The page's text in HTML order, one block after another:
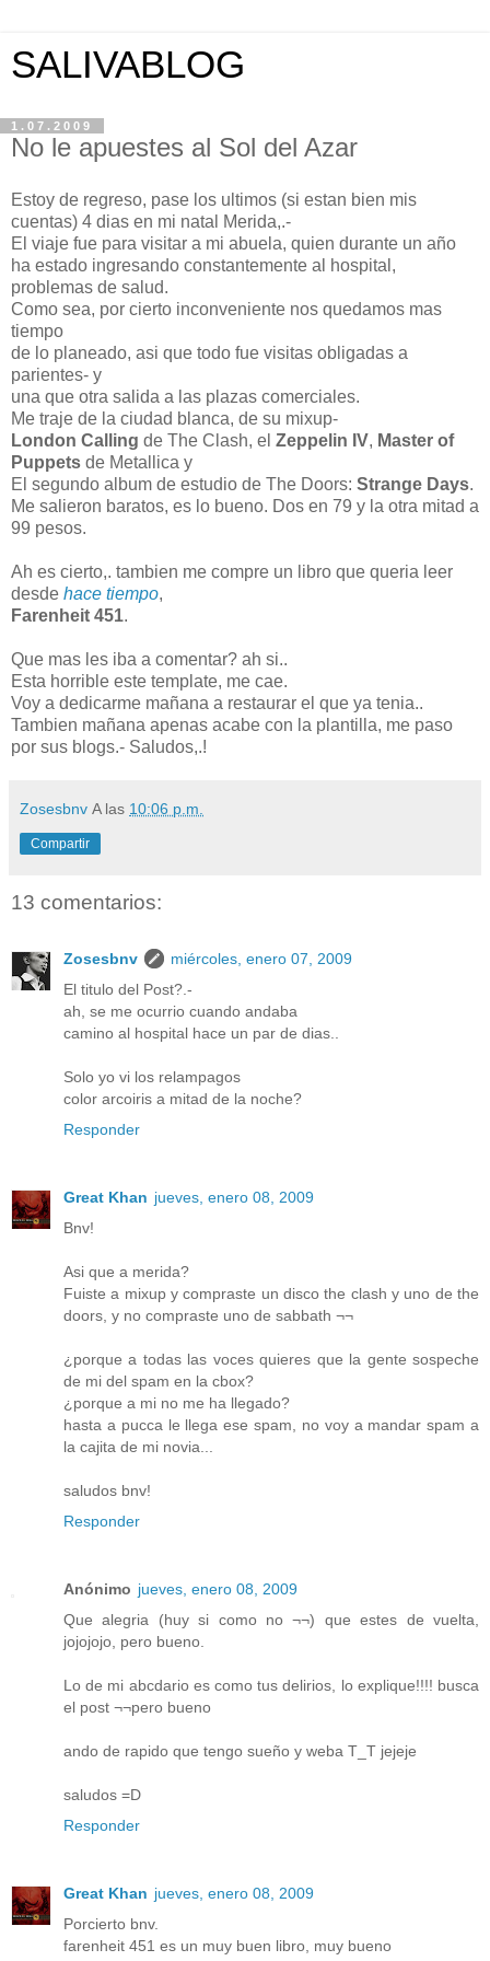
SALIVABLOG
1.07.2009
No le apuestes al Sol del Azar
Estoy de regreso, pase los ultimos (si estan bien mis
cuentas) 4 dias en mi natal Merida,.-
El viaje fue para visitar a mi abuela, quien durante un año
ha estado ingresando constantemente al hospital,
problemas de salud.
Como sea, por cierto inconveniente nos quedamos mas
tiempo
de lo planeado, asi que todo fue visitas obligadas a
parientes- y
una que otra salida a las plazas comerciales.
Me traje de la ciudad blanca, de su mixup-
London Calling de The Clash, el Zeppelin IV, Master of
Puppets de Metallica y
El segundo album de estudio de The Doors: Strange Days.
Me salieron baratos, es lo bueno. Dos en 79 y la otra mitad a
99 pesos.
Ah es cierto,. tambien me compre un libro que queria leer
desde hace tiempo,
Farenheit 451.
Que mas les iba a comentar? ah si..
Esta horrible este template, me cae.
Voy a dedicarme mañana a restaurar el que ya tenia..
Tambien mañana apenas acabe con la plantilla, me paso
por sus blogs.- Saludos,.!
Zosesbnv A las 10:06 p.m.
Compartir
13 comentarios:
Zosesbnv
miércoles, enero 07, 2009
El titulo del Post?.-
ah, se me ocurrio cuando andaba
camino al hospital hace un par de dias..
Solo yo vi los relampagos
color arcoiris a mitad de la noche?
Responder
Great Khan jueves, enero 08, 2009
Bnv!
Asi que a merida?
Fuiste a mixup y compraste un disco the clash y uno de the
doors, y no compraste uno de sabbath ¬¬
¿porque a todas las voces quieres que la gente sospeche
de mi del spam en la cbox?
¿porque a mi no me ha llegado?
hasta a pucca le llega ese spam, no voy a mandar spam a
la cajita de mi novia...
saludos bnv!
Responder
Anónimo jueves, enero 08, 2009
Que alegria (huy si como no ¬¬) que estes de vuelta,
jojojojo, pero bueno.
Lo de mi abcdario es como tus delirios, lo explique!!!! busca
el post ¬¬pero bueno
ando de rapido que tengo sueño y weba T_T jejeje
saludos =D
Responder
Great Khan jueves, enero 08, 2009
Porcierto bnv.
farenheit 451 es un muy buen libro, muy bueno